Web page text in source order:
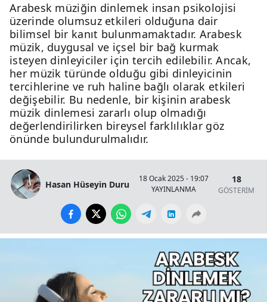
Arabesk müziğin dinlemek insan psikolojisi
üzerinde olumsuz etkileri olduğuna dair
bilimsel bir kanıt bulunmamaktadır. Arabesk
müzik, duygusal ve içsel bir bağ kurmak
isteyen dinleyiciler için tercih edilebilir. Ancak,
her müzik türünde olduğu gibi dinleyicinin
tercihlerine ve ruh haline bağlı olarak etkileri
değişebilir. Bu nedenle, bir kişinin arabesk
müzik dinlemesi zararlı olup olmadığı
değerlendirilirken bireysel farklılıklar göz
önünde bulundurulmalıdır.
Hasan Hüseyin Duru
18 Ocak 2025 - 19:07
YAYINLANMA
18
GÖSTERİM